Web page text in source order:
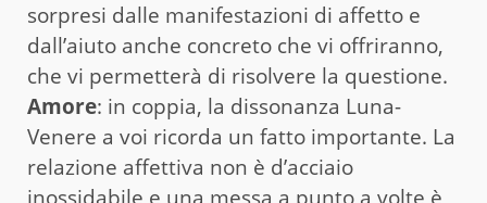
sorpresi dalle manifestazioni di affetto e
dall’aiuto anche concreto che vi offriranno,
che vi permetterà di risolvere la questione.
Amore: in coppia, la dissonanza Luna-
Venere a voi ricorda un fatto importante. La
relazione affettiva non è d’acciaio